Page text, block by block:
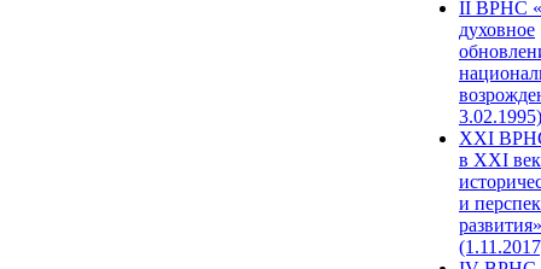
II ВРНС
духовное
3.02.1995)
XХI
в XXI
и
развития»